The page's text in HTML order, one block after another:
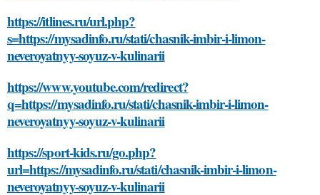
https://itlines.ru/url.php?
s=https://mysadinfo.ru/stati/chasnik-imbir-i-limon-
neveroyatnyy-soyuz-v-kulinarii
https://www.youtube.com/redirect?
q=https://mysadinfo.ru/stati/chasnik-imbir-i-limon-
neveroyatnyy-soyuz-v-kulinarii
https://sport-kids.ru/go.php?
url=https://mysadinfo.ru/stati/chasnik-imbir-i-limon-
neveroyatnyy-soyuz-v-kulinarii